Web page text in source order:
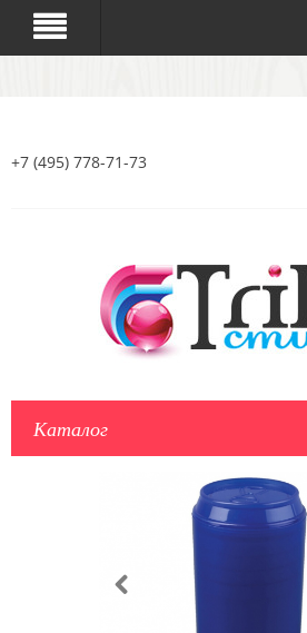
+7 (495) 778-71-73
Каталог